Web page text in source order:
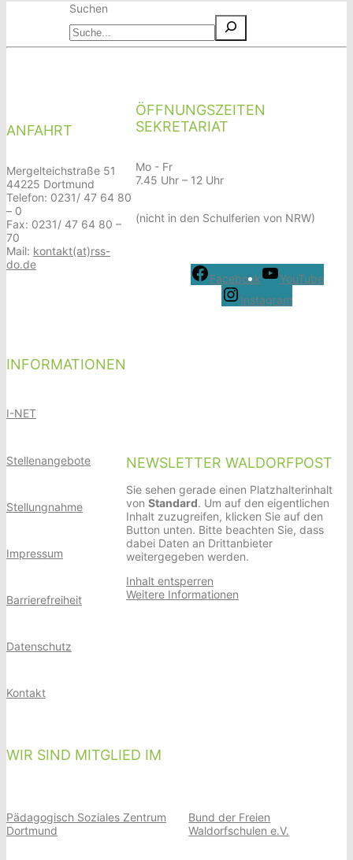
Suchen
ANFAHRT
Mergelteichstraße 51
44225 Dortmund
Telefon: 0231/ 47 64 80
– 0
Fax: 0231/ 47 64 80 –
70
Mail: kontakt(at)rss-
do.de
ÖFFNUNGSZEITEN
SEKRETARIAT
Mo - Fr
7.45 Uhr – 12 Uhr
(nicht in den Schulferien von NRW)
Facebook
YouTube
Instagram
INFORMATIONEN
I-NET
Stellenangebote
Stellungnahme
Impressum
Barrierefreiheit
Datenschutz
Kontakt
NEWSLETTER WALDORFPOST
Sie sehen gerade einen Platzhalterinhalt
von Standard. Um auf den eigentlichen
Inhalt zuzugreifen, klicken Sie auf den
Button unten. Bitte beachten Sie, dass
dabei Daten an Drittanbieter
weitergegeben werden.
Inhalt entsperren
Weitere Informationen
WIR SIND MITGLIED IM
Pädagogisch Soziales Zentrum
Dortmund
Bund der Freien
Waldorfschulen e.V.